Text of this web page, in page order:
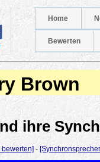
Home
Bewerten
Brown
ihre
bewerten] -